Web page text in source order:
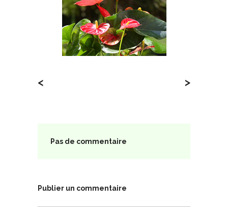
< >
Pas de commentaire
Publier un commentaire